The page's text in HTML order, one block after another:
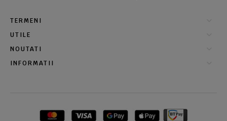
TERMENI
UTILE
NOUTATI
INFORMATII